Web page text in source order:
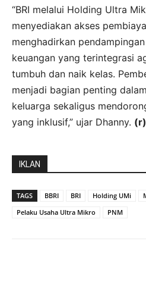
“BRI melalui Holding Ultra
menyediakan akses
menghadirkan
keuangan yang terintegrasi
tumbuh dan naik kelas.
menjadi bagian penting
keluarga sekaligus
yang inklusif,” ujar Dhanny. (r)
IKLAN
TAGS BBRI BRI Holding UMi
Pelaku Usaha Ultra Mikro
PNM